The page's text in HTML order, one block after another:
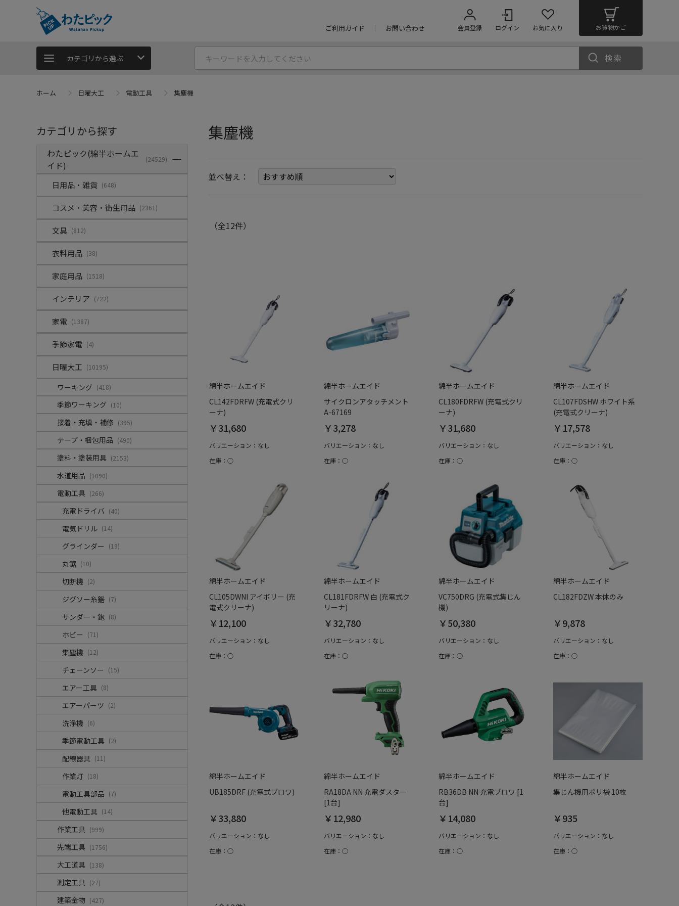
ご利用ガイド お問い合わせ 会員登録 ログイン お気に入り お買物かご
カテゴリから選ぶ 検索
ホーム 日曜大工 電動工具 集塵機
カテゴリから探す
わたピック(綿半ホームエ
イド)
(24529)
日用品・雑貨 (648)
コスメ・美容・衛生用品 (2361)
文具 (812)
衣料用品 (38)
家庭用品 (1518)
インテリア (722)
家電 (1387)
季節家電 (4)
日曜大工 (10195)
ワーキング (418)
季節ワーキング (10)
接着・充填・補修 (395)
テープ・梱包用品 (490)
塗料・塗装用具 (2153)
水道用品 (1090)
電動工具 (266)
充電ドライバ (40)
電気ドリル (14)
グラインダー (19)
丸鋸 (10)
切断機 (2)
ジグソー糸鋸 (7)
サンダー・鉋 (8)
ホビー (71)
集塵機 (12)
チェーンソー (15)
エアー工具 (8)
エアーパーツ (2)
洗浄機 (6)
季節電動工具 (2)
配線器具 (11)
作業灯 (18)
電動工具部品 (7)
他電動工具 (14)
作業工具 (999)
先端工具 (1756)
大工道具 (138)
測定工具 (27)
建築金物 (427)
集塵機
並べ替え：
（全12件）
綿半ホームエイド
CL142FDRFW (充電式クリ
ーナ)
￥31,680
バリエーション：なし
在庫：○
綿半ホームエイド
サイクロンアタッチメント
A-67169
￥3,278
バリエーション：なし
在庫：○
綿半ホームエイド
CL180FDRFW (充電式クリ
ーナ)
￥31,680
バリエーション：なし
在庫：○
綿半ホームエイド
CL107FDSHW ホワイト系
(充電式クリーナ)
￥17,578
バリエーション：なし
在庫：○
綿半ホームエイド
CL105DWNI アイボリー (充
電式クリーナ)
￥12,100
バリエーション：なし
在庫：○
綿半ホームエイド
CL181FDRFW 白 (充電式ク
リーナ)
￥32,780
バリエーション：なし
在庫：○
綿半ホームエイド
VC750DRG (充電式集じん
機)
￥50,380
バリエーション：なし
在庫：○
綿半ホームエイド
CL182FDZW 本体のみ
￥9,878
バリエーション：なし
在庫：○
綿半ホームエイド
UB185DRF (充電式ブロワ)
￥33,880
バリエーション：なし
在庫：○
綿半ホームエイド
RA18DA NN 充電ダスター
[1台]
￥12,980
バリエーション：なし
在庫：○
綿半ホームエイド
RB36DB NN 充電ブロワ [1
台]
￥14,080
バリエーション：なし
在庫：○
綿半ホームエイド
集じん機用ポリ袋 10枚
￥935
バリエーション：なし
在庫：○